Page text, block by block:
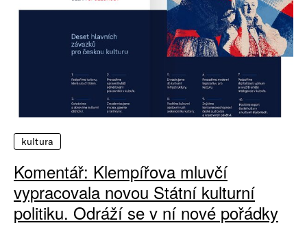
kultura
Komentář: Klempířova mluvčí
vypracovala novou Státní kulturní
politiku. Odráží se v ní nové pořádky